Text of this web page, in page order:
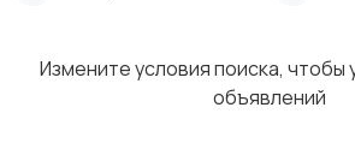
Измените условия поиска, чтобы
объявлений